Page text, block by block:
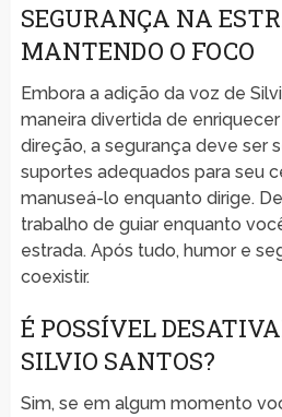
SEGURANÇA NA
MANTENDO O FOCO
Embora a adição da voz de
maneira divertida de
direção, a segurança deve ser
suportes adequados para seu
manuseá-lo enquanto dirige.
trabalho de guiar enquanto
estrada. Após tudo, humor e
coexistir.
É POSSÍVEL
SILVIO SANTOS?
Sim, se em algum momento